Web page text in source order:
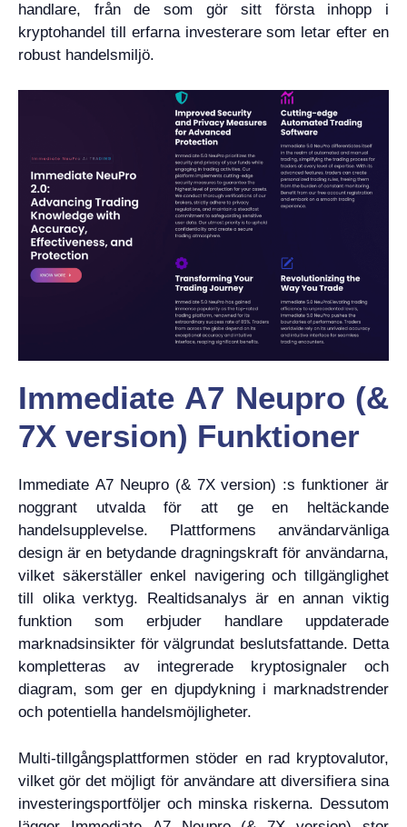
handlare, från de som gör sitt första inhopp i
kryptohandel till erfarna investerare som letar efter en
robust handelsmiljö.
Immediate A7 Neupro (&
7X version) Funktioner
Immediate A7 Neupro (& 7X version) :s funktioner är
noggrant utvalda för att ge en heltäckande
handelsupplevelse. Plattformens användarvänliga
design är en betydande dragningskraft för användarna,
vilket säkerställer enkel navigering och tillgänglighet
till olika verktyg. Realtidsanalys är en annan viktig
funktion som erbjuder handlare uppdaterade
marknadsinsikter för välgrundat beslutsfattande. Detta
kompletteras av integrerade kryptosignaler och
diagram, som ger en djupdykning i marknadstrender
och potentiella handelsmöjligheter.
Multi-tillgångsplattformen stöder en rad kryptovalutor,
vilket gör det möjligt för användare att diversifiera sina
investeringsportföljer och minska riskerna. Dessutom